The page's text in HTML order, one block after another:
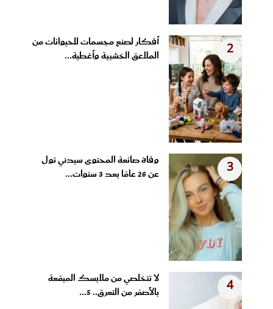
2
أفكار لصنع مجسمات للحيوانات من
الملاعق الخشبية وأغطية...
3
وفاة صانعة المحتوى سيدني تول
عن 26 عامًا بعد 3 سنوات...
4
لا تتخلصي من ملابسك المبقعة
بالأصفر من التعرق.. 5...